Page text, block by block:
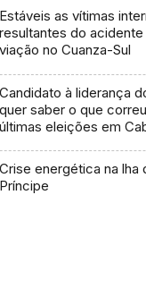
Estáveis as vítimas
resultantes do acidente
viação no Cuanza-Sul
Candidato à liderança
quer saber o que
últimas eleições em
Crise energética na lha
Príncipe